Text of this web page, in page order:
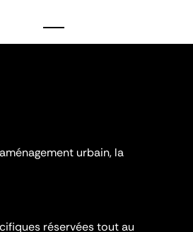
urbain, la
réservées tout au